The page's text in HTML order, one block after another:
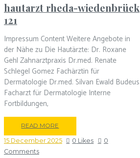
hautarzt rheda-wiedenbrück
121
Impressum Content Weitere Angebote in
der Nähe zu Die Hautärzte: Dr. Roxane
Gehl Zahnarztpraxis Dr.med. Renate
Schlegel Gomez Fachärztin für
Dermatologie Dr.med. Silvan Ewald Budeus
Facharzt für Dermatologie Interne
Fortbildungen,
READ MORE
15 December 2025 0 Likes
0
Comments